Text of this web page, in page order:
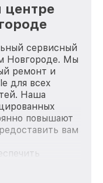
сервисный
Новгороде. Мы
ремонт и
для всех
Наша
повышают
вам
для
Miele, вне